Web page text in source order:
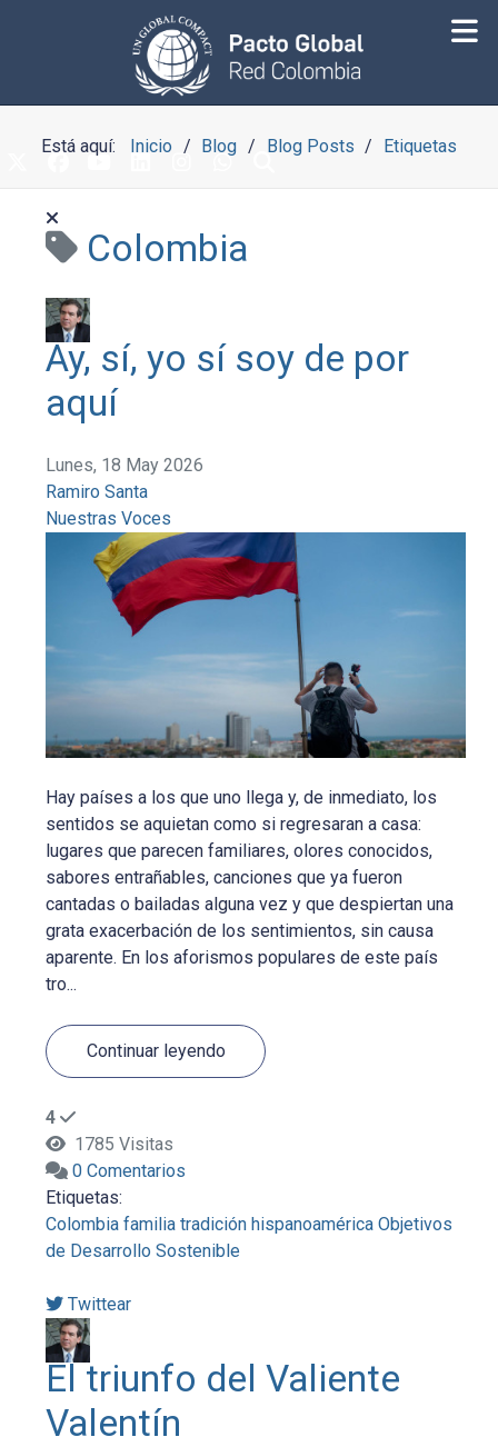
Está aquí: Inicio Blog Blog Posts Etiquetas
Colombia
Ay, sí, yo sí soy de por
aquí
Lunes, 18 May 2026
Ramiro Santa
Nuestras Voces
Hay países a los que uno llega y, de inmediato, los
sentidos se aquietan como si regresaran a casa:
lugares que parecen familiares, olores conocidos,
sabores entrañables, canciones que ya fueron
cantadas o bailadas alguna vez y que despiertan una
grata exacerbación de los sentimientos, sin causa
aparente. En los aforismos populares de este país
tro...
Continuar leyendo
4
1785 Visitas
0 Comentarios
Etiquetas:
Colombia familia tradición hispanoamérica Objetivos
de Desarrollo Sostenible
Twittear
El triunfo del Valiente
Valentín